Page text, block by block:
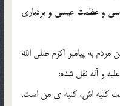
و عظمت عيسي و بردباري
به پيامبر اکرم صلي الله
و آله نقل شده:
کنيه اش، کنيه ي من است.